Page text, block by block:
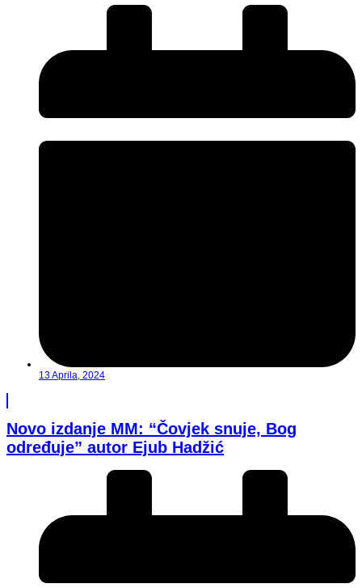
13 Aprila, 2024
Novo izdanje MM: “Čovjek snuje, Bog
određuje” autor Ejub Hadžić